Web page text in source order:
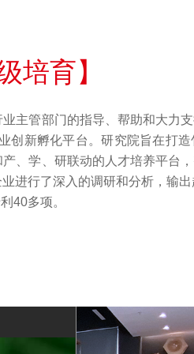
培育】
主管部门的指导、帮助和大力
创新孵化平台。研究院旨在打
、学、研联动的人才培养平台
进行了深入的调研和分析，输
40多项。